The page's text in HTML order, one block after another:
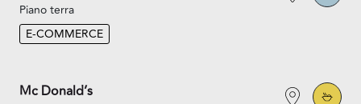
Piano terra
E-COMMERCE
Mc Donald’s